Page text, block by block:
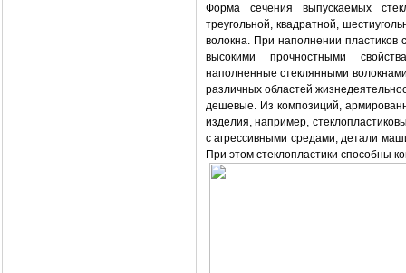
Форма сечения выпускаемых
треугольной, квадратной,
волокна. При наполнении пластиков
высокими прочностными
наполненные стеклянными
различных областей
дешевые. Из композиций,
изделия, например,
с агрессивными средами, детали
При этом стеклопластики способны